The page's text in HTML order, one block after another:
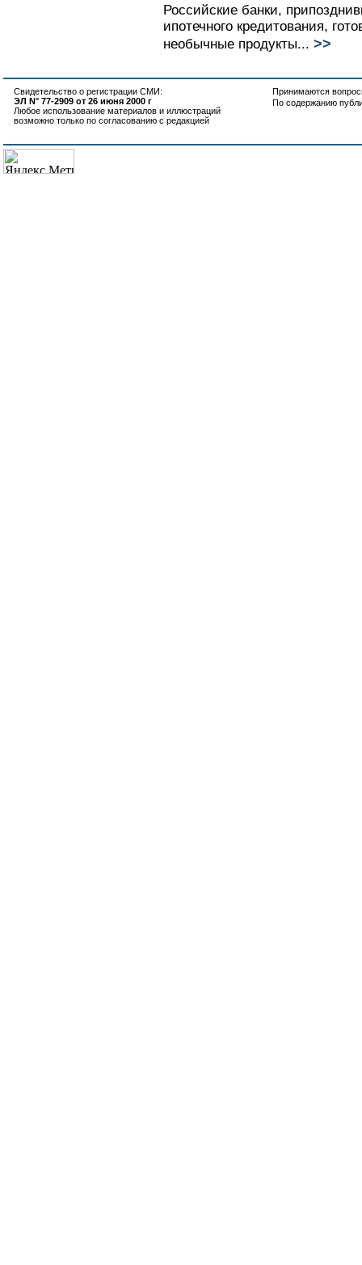
Российские банки,
ипотечного кредитования,
необычные продукты... >>
Свидетельство о регистрации СМИ:
ЭЛ N° 77-2909 от 26 июня 2000 г
Любое использование материалов и иллюстраций
возможно только по согласованию с редакцией
Принимаются
По содержанию